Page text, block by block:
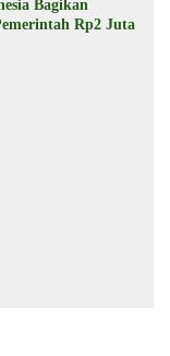
Bagikan
Rp2 Juta